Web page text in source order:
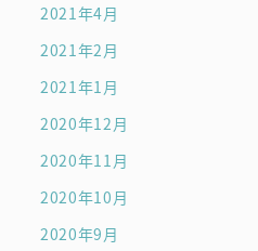
2021年4月
2021年2月
2021年1月
2020年12月
2020年11月
2020年10月
2020年9月